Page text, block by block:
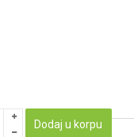
Dodaj u korpu